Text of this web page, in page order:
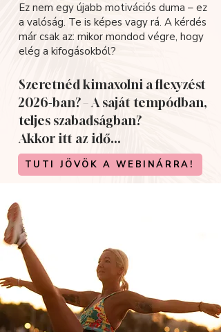
Ez nem egy újabb motivációs duma – ez
a valóság. Te is képes vagy rá. A kérdés
már csak az: mikor mondod végre, hogy
elég a kifogásokból?
Szeretnéd kimaxolni a flexyzést
2026-ban? – A saját tempódban,
teljes szabadságban?
Akkor itt az idő...
TUTI JÖVÖK A WEBINÁRRA!